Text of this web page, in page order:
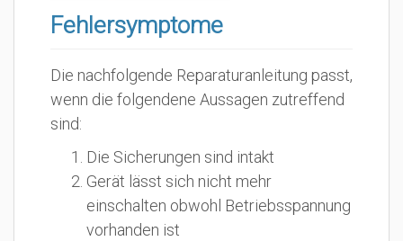
Fehlersymptome
Die nachfolgende Reparaturanleitung passt,
wenn die folgendene Aussagen zutreffend
sind:
Die Sicherungen sind intakt
Gerät lässt sich nicht mehr
einschalten obwohl Betriebsspannung
vorhanden ist